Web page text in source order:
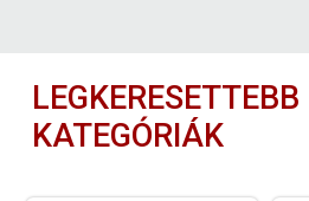
LEGKERESETTEBB
KATEGÓRIÁK